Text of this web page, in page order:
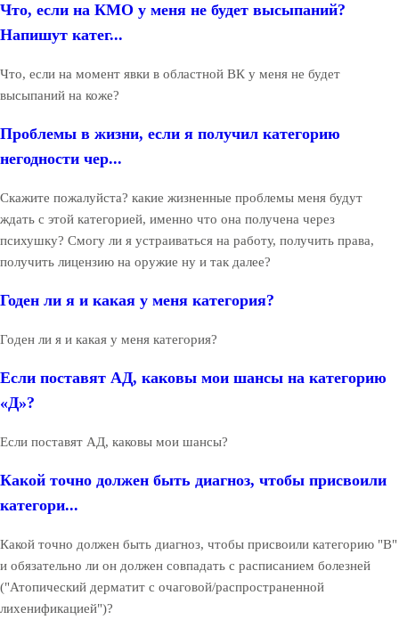
Что, если на КМО у меня не будет высыпаний?
Напишут катег...
Что, если на момент явки в областной ВК у меня не будет
высыпаний на коже?
Проблемы в жизни, если я получил категорию
негодности чер...
Скажите пожалуйста? какие жизненные проблемы меня будут
ждать с этой категорией, именно что она получена через
психушку? Смогу ли я устраиваться на работу, получить права,
получить лицензию на оружие ну и так далее?
Годен ли я и какая у меня категория?
Годен ли я и какая у меня категория?
Если поставят АД, каковы мои шансы на категорию
«Д»?
Если поставят АД, каковы мои шансы?
Какой точно должен быть диагноз, чтобы присвоили
категори...
Какой точно должен быть диагноз, чтобы присвоили категорию "В"
и обязательно ли он должен совпадать с расписанием болезней
("Атопический дерматит с очаговой/распространенной
лихенификацией")?